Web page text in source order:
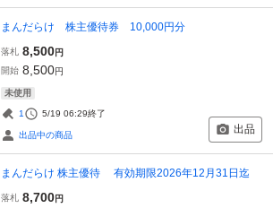
まんだらけ 株主優待券 10,000円分
落札 8,500円
開始 8,500円
未使用
1 5/19 06:29終了
出品中の商品 出品
まんだらけ 株主優待 有効期限2026年12月31日迄
落札 8,700円